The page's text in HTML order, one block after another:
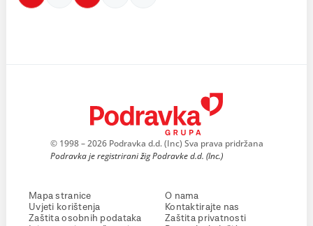
© 1998 – 2026 Podravka d.d. (Inc) Sva prava pridržana
Podravka je registrirani žig Podravke d.d. (Inc.)
Mapa stranice
Uvjeti korištenja
Zaštita osobnih podataka
O nama
Kontaktirajte nas
Zaštita privatnosti